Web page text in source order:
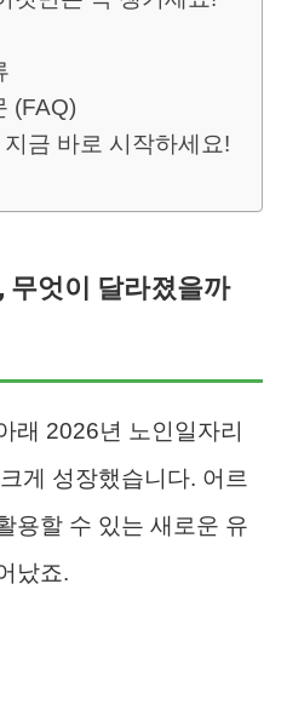
(FAQ)
금 바로 시작하세요!
무엇이 달라졌을까
래 2026년 노인일자리
게 성장했습니다. 어르
용할 수 있는 새로운 유
났죠.